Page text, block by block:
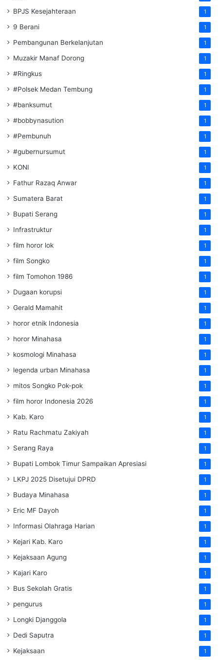
BPJS Kesejahteraan 1
9 Berani 1
Pembangunan Berkelanjutan 1
Muzakir Manaf Dorong 1
#Ringkus 1
#Polsek Medan Tembung 1
#banksumut 1
#bobbynasution 1
#Pembunuh 1
#gubernursumut 1
KONI 1
Fathur Razaq Anwar 1
Sumatera Barat 1
Bupati Serang 1
Infrastruktur 1
film horor lok 1
film Songko 1
film Tomohon 1986 1
Dugaan korupsi 1
Gerald Mamahit 1
horor etnik Indonesia 1
horor Minahasa 1
kosmologi Minahasa 1
legenda urban Minahasa 1
mitos Songko Pok-pok 1
film horor Indonesia 2026 1
Kab. Karo 1
Ratu Rachmatu Zakiyah 1
Serang Raya 1
Bupati Lombok Timur Sampaikan Apresiasi 1
LKPJ 2025 Disetujui DPRD 1
Budaya Minahasa 1
Eric MF Dayoh 1
Informasi Olahraga Harian 1
Kejari Kab. Karo 1
Kejaksaan Agung 1
Kajari Karo 1
Bus Sekolah Gratis 1
pengurus 1
Longki Djanggola 1
Dedi Saputra 1
Kejaksaan 1